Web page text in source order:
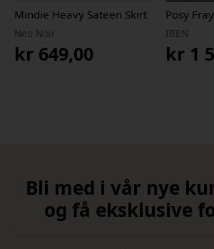
Mindie Heavy Sateen Skirt
Neo Noir
kr 649,00
Posy
IBEN
kr1
Bli med i vår nye
og få eksklusive